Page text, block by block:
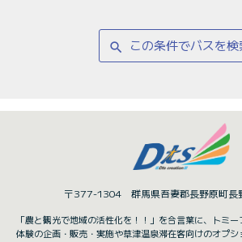
search この条件でバスを検
〒377-1304 群馬県吾妻郡長野原町長
「農と観光で地域の活性化を！！」を合言葉に、トミ
体験の企画・販売・実施や草津温泉滞在客向けのオプ